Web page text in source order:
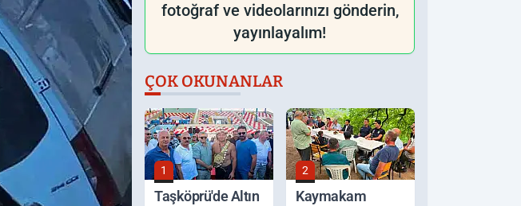
fotoğraf ve videolarınızı gönderin,
yayınlayalım!
ÇOK OKUNANLAR
1
Taşköprü'de Altın
2
Kaymakam